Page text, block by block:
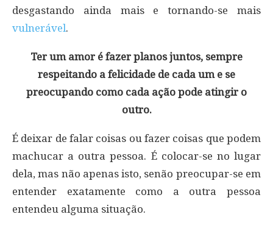
desgastando ainda mais e tornando-se mais
vulnerável.
Ter um amor é fazer planos juntos, sempre
respeitando a felicidade de cada um e se
preocupando como cada ação pode atingir o
outro.
É deixar de falar coisas ou fazer coisas que podem
machucar a outra pessoa. É colocar-se no lugar
dela, mas não apenas isto, senão preocupar-se em
entender exatamente como a outra pessoa
entendeu alguma situação.